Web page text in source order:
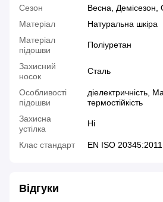
Сезон
Весна, Демісезон,
Матеріал
Натуральна шкіра
Матеріал
підошви
Поліуретан
Захисний
носок
Сталь
Особливості
підошви
діелектричність,
термостійкість
Захисна
устілка
Ні
Клас стандарт EN ISO 20345:2011
Відгуки